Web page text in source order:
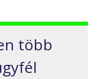
több